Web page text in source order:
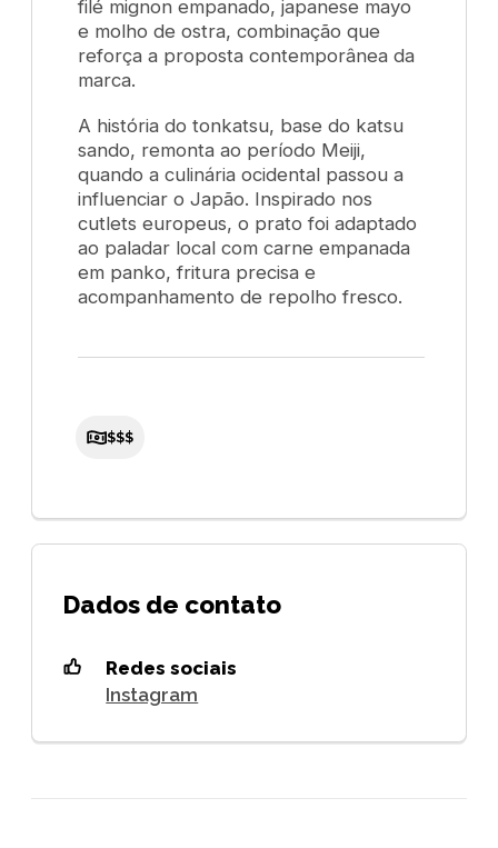
filé mignon empanado, japanese mayo
e molho de ostra, combinação que
reforça a proposta contemporânea da
marca.
A história dotonkatsu, base do katsu
sando, remonta ao período Meiji,
quando a culinária ocidental passou a
influenciar o Japão. Inspirado nos
cutletseuropeus, o prato foi adaptado
ao paladar local com carne empanada
em panko, fritura precisa e
acompanhamento de repolho fresco.
$$$
Dados de contato
Redes sociais
Instagram